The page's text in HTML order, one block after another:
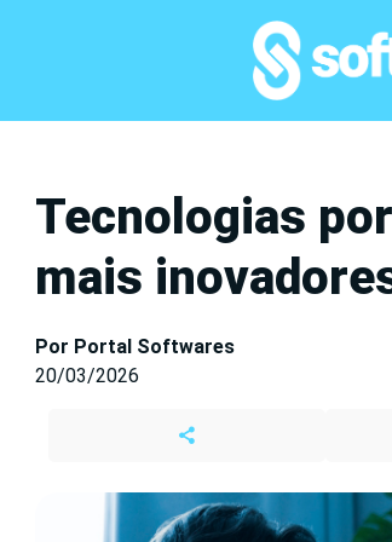
Tecnologias
mais
Por Portal Softwares
20/03/2026